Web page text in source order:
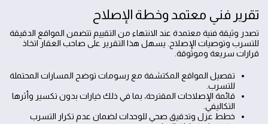
تقرير فني معتمد وخطة الإصلاح
تصدر وثيقة فنية معتمدة عند الانتهاء من التقييم تتضمن المواقع الدقيقة
للتسرب وتوصيات الإصلاح. يسهل هذا التقرير على صاحب العقار اتخاذ
قرارات سريعة وموثوقة.
تفصيل المواقع المكتشفة مع رسومات توضح المسارات المحتملة
للتسرب.
قائمة الإصلاحات المقترحة، بما في ذلك خيارات بدون تكسير وأثرها
التكاليفي.
خطط عزل وتدقيق صحي للوحدات لضمان عدم تكرار التسرب